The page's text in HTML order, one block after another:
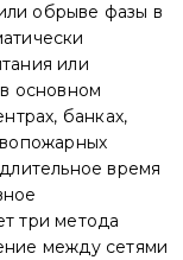
обрыве фазы в
или
основном
банках,
время
три метода
между сетями